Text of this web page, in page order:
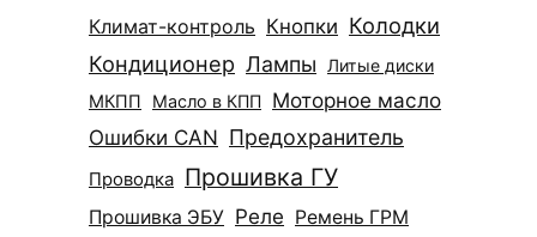
Климат-контроль Кнопки Колодки
Кондиционер Лампы Литые диски
МКПП Масло в КПП
Моторное масло
Ошибки CAN Предохранитель
Проводка Прошивка ГУ
Прошивка ЭБУ Реле Ремень ГРМ